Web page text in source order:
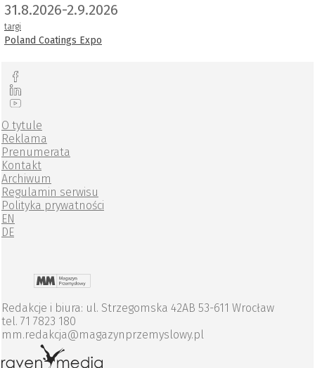
31.8.2026-2.9.2026
targi
Poland Coatings Expo
O tytule
Reklama
Prenumerata
Kontakt
Archiwum
Regulamin serwisu
Polityka prywatności
EN
DE
Redakcje i biura: ul. Strzegomska 42AB 53-611 Wrocław
tel. 71 7823 180
mm.redakcja@magazynprzemyslowy.pl